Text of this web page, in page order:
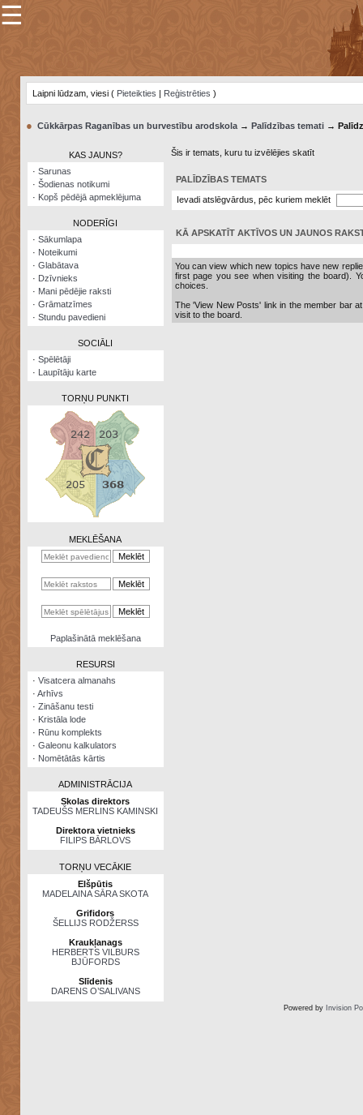
×
Šodienas
notikumi
Visatcera
almanahs
Arhīvs
Zināšanu
kalkulators
Nomētātās
☰
Laipni lūdzam, viesi ( Pieteikties | Reģistrēties )
● Cūkkārpas Raganības un burvestību arodskola→ Palīdzības temati→
KAS JAUNS?
· Sarunas
· Šodienas notikumi
· Kopš pēdējā apmeklējuma
NODERĪGI
· Sākumlapa
· Noteikumi
· Glabātava
· Dzīvnieks
· Mani pēdējie raksti
· Grāmatzīmes
· Stundu pavedieni
SOCIĀLI
· Spēlētāji
· Laupītāju karte
TORŅU PUNKTI
MEKLĒŠANA
Paplašinātā meklēšana
RESURSI
· Visatcera almanahs
· Arhīvs
· Zināšanu testi
· Kristāla lode
· Rūnu komplekts
· Galeonu kalkulators
· Nomētātās kārtis
ADMINISTRĀCIJA
Skolas direktors
TADEUŠS MERLINS KAMINSKI
Direktora vietnieks
FILIPS BĀRLOVS
TORŅU VECĀKIE
Elšpūtis
MADELAINA SĀRA SKOTA
Grifidors
ŠELLIJS RODŽERSS
Kraukļanags
HERBERTS VILBURS
BJŪFORDS
Slīdenis
DARENS O’SALIVANS
Šis ir temats, kuru tu izvēlējies skatīt
PALĪDZĪBAS TEMATS
Ievadi atslēgvārdus, pēc kuriem meklēt
KĀ APSKATĪT AKTĪVOS UN JAUNOS
You can view which new topics have new
first page you see when visiting the board).
choices.
The 'View New Posts' link in the member bar
visit to the board.
Powered by Invision